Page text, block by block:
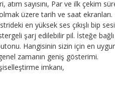
sayısını, Par ve ilk çekim
üzere tarih ve saat ekranları.
en yüksek ses çıkışlı bip
şarj edilebilir pil. İsteğe
Hangisinin sizin için en
zamanın geniş gösterimi.
imkanı,